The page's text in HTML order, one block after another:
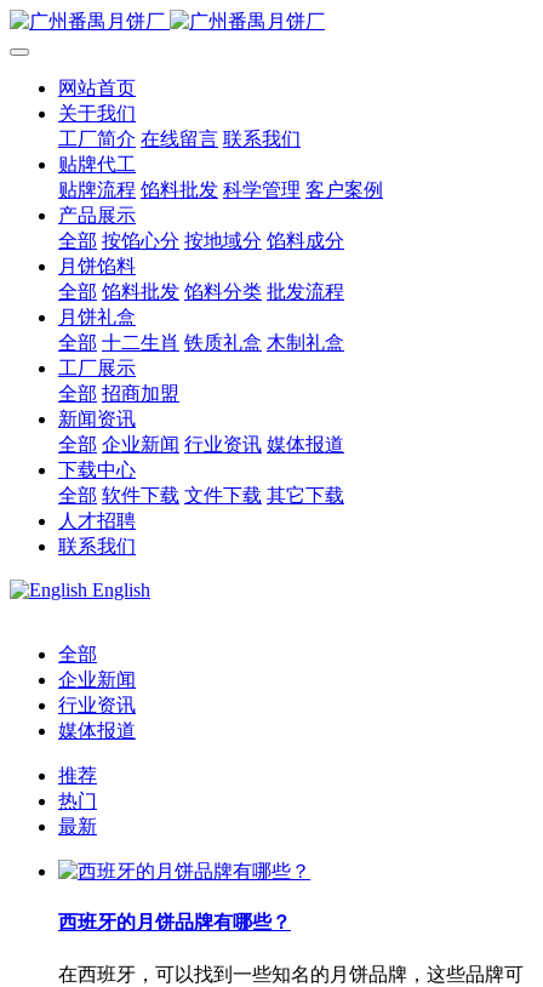
网站首页
关于我们
工厂简介 在线留言 联系我们
贴牌代工
贴牌流程 馅料批发 科学管理 客户案例
产品展示
全部 按馅心分 按地域分 馅料成分
月饼馅料
全部 馅料批发 馅料分类 批发流程
月饼礼盒
全部 十二生肖 铁质礼盒 木制礼盒
工厂展示
全部 招商加盟
新闻资讯
全部 企业新闻 行业资讯 媒体报道
下载中心
全部 软件下载 文件下载 其它下载
人才招聘
联系我们
English
全部
企业新闻
行业资讯
媒体报道
推荐
热门
最新
西班牙的月饼品牌有哪些？
在西班牙，可以找到一些知名的月饼品牌，这些品牌可